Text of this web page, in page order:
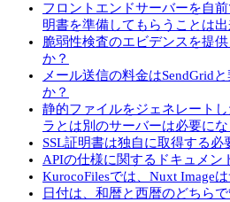
フロントエンドサーバーを自
明書を準備してもらうことは出
脆弱性検査のエビデンスを提
か？
メール送信の料金はSendGrid
か？
静的ファイルをジェネレート
ラとは別のサーバーは必要にな
SSL証明書は独自に取得する必
APIの仕様に関するドキュメン
KurocoFilesでは、Nuxt Image
日付は、和暦と西暦のどちら